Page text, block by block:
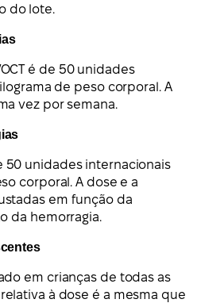
do lote.
é de 50 unidades
de peso corporal. A
vez por semana.
50 unidades internacionais
corporal. A dose e a
em função da
da hemorragia.
em crianças de todas as
à dose é a mesma que